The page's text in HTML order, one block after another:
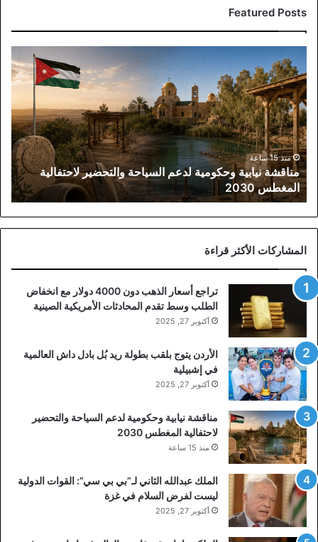
Featured Posts
نيابية
وحكومية
لدعم
السياحة
والتحضير
لاحتفالية
المغطس
2030
منذ 15 ساعة
مناقشة نيابية وحكومية لدعم السياحة والتحضير لاحتفالية
المغطس 2030
المشاركات الأكثر قراءة
تراجع أسعار الذهب دون 4000 دولار مع انخفاض
الطلب وسط تقدم المحادثات الأمريكية الصينية
أكتوبر 27, 2025
الأردن يتوج بلقب بطولة ريد بُل بادل داش العالمية
في إشبيلية
أكتوبر 27, 2025
مناقشة نيابية وحكومية لدعم السياحة والتحضير
لاحتفالية المغطس 2030
منذ 15 ساعة
الملك عبدالله الثاني لـ”بي بي سي”: القوات الدولية
ليست لفرض السلام في غزة
أكتوبر 27, 2025